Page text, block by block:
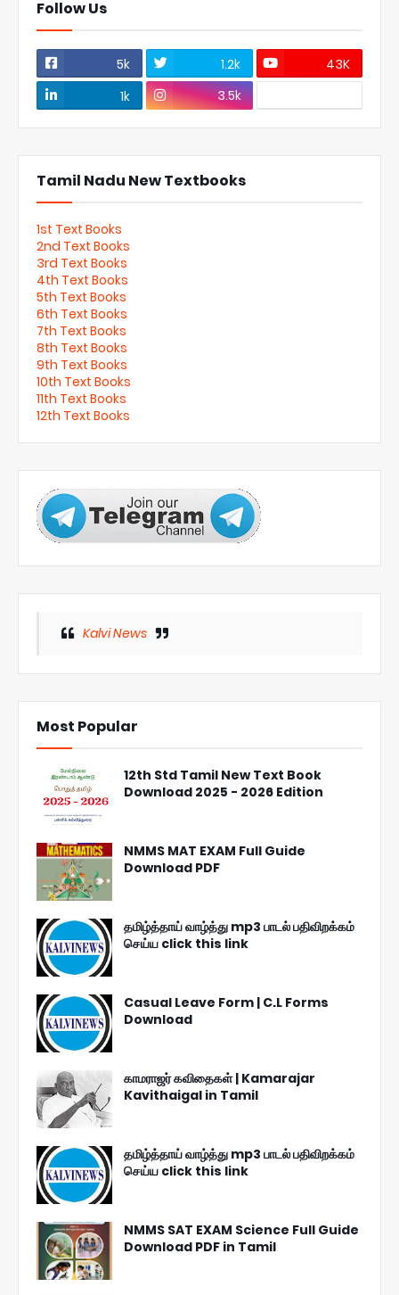
Follow Us
5k 1.2k
43K
1k
3.5k
Tamil Nadu New Textbooks
1st Text Books
2nd Text Books
3rd Text Books
4th Text Books
5th Text Books
6th Text Books
7th Text Books
8th Text Books
9th Text Books
10th Text Books
11th Text Books
12th Text Books
Kalvi News
Most Popular
12th Std Tamil New Text Book
Download 2025 - 2026 Edition
NMMS MAT EXAM Full Guide
Download PDF
தமிழ்த்தாய் வாழ்த்து mp3 பாடல் பதிவிறக்கம்
செய்ய click this link
Casual Leave Form | C.L Forms
Download
காமராஜர் கவிதைகள் | Kamarajar
Kavithaigal in Tamil
தமிழ்த்தாய் வாழ்த்து mp3 பாடல் பதிவிறக்கம்
செய்ய click this link
NMMS SAT EXAM Science Full Guide
Download PDF in Tamil